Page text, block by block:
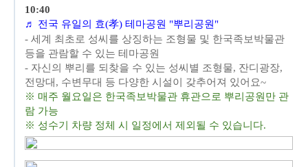
10:40
♬ 전국 유일의 효(孝) 테마공원 "뿌리공원"
- 세계 최초로 성씨를 상징하는 조형물 및 한국족보박물관
등을 관람할 수 있는 테마공원
- 자신의 뿌리를 되찾을 수 있는 성씨별 조형물, 잔디광장,
전망대, 수변무대 등 다양한 시설이 갖추어져 있어요~
※ 매주 월요일은 한국족보박물관 휴관으로 뿌리공원만 관
람 가능
※ 성수기 차량 정체 시 일정에서 제외될 수 있습니다.